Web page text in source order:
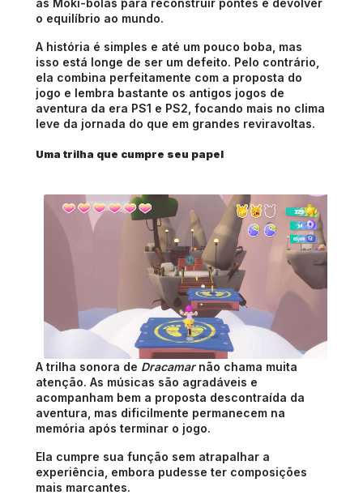
as Moki-bolas para reconstruir pontes e devolver
o equilíbrio ao mundo.
A história é simples e até um pouco boba, mas
isso está longe de ser um defeito. Pelo contrário,
ela combina perfeitamente com a proposta do
jogo e lembra bastante os antigos jogos de
aventura da era PS1 e PS2, focando mais no clima
leve da jornada do que em grandes reviravoltas.
Uma trilha que cumpre seu papel
A trilha sonora de Dracamar não chama muita
atenção. As músicas são agradáveis e
acompanham bem a proposta descontraída da
aventura, mas dificilmente permanecem na
memória após terminar o jogo.
Ela cumpre sua função sem atrapalhar a
experiência, embora pudesse ter composições
mais marcantes.